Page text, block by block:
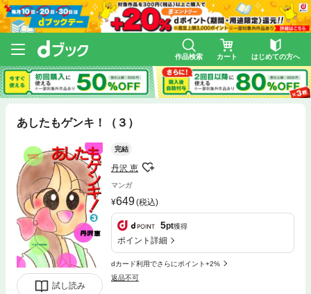
作品検索 カート はじめての方へ
あしたもゲンキ！（３）
試し読み
完結
丹沢 恵
マンガ
649(税込)
5pt獲得
ポイント詳細
dカード利用でさらにポイント+2%
返品不可